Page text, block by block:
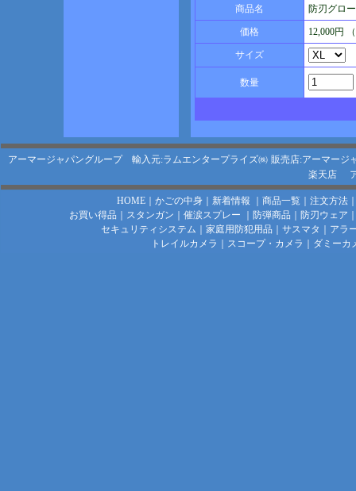
商品名 防刃グロ
価格 12,000円
サイズ
数量
アーマージャパングループ 輸入元:ラムエンタープライズ㈱ 販売店:アーマージ
楽天店
HOME｜ かごの中身｜ 新着情報 商品一覧｜ 注文方法
お買い得品
スタンガン 催涙スプレー 防弾商品 防刃ウェア
セキュリティシステム
家庭用防犯用品 サスマタ
アラ
トレイルカメラ
スコープ・カメラ ダミーカ